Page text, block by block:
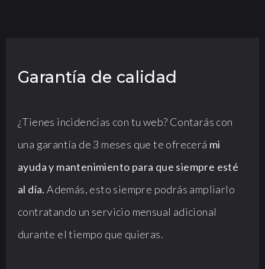
Garantía de calidad
¿Tienes incidencias con tu web? Contarás con
una garantía de 3 meses que te ofrecerá mi
ayuda y mantenimiento para que siempre esté
al día. Además, esto siempre podrás ampliarlo
contratando un servicio mensual adicional
durante el tiempo que quieras.